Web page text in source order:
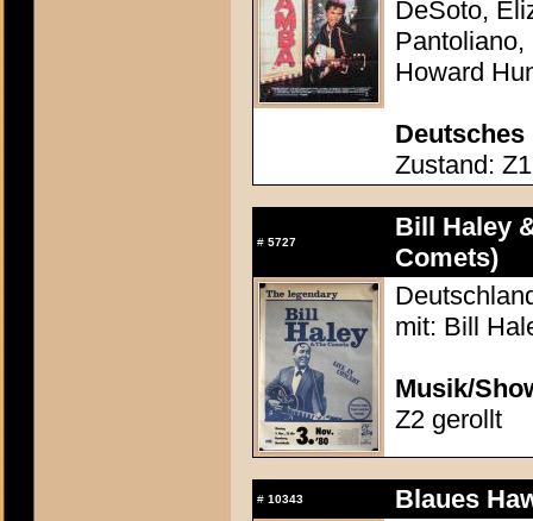
DeSoto,
Howard
Deutsches
Zustand:
# 5727
Bill Haley
Comets)
mit: Bill
Musik/
Z2 gerollt
# 10343
Blaues